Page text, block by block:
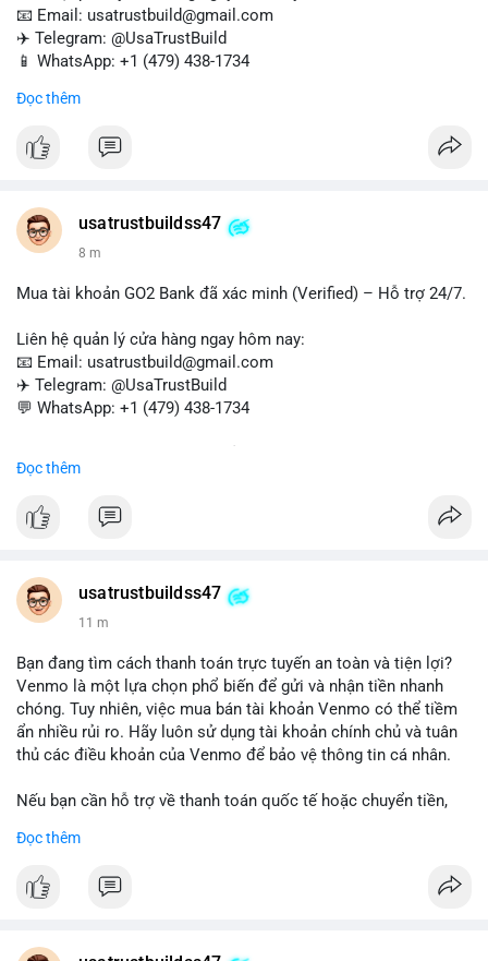
📧 Email: usatrustbuild@gmail.com
✈️ Telegram: @UsaTrustBuild
📱 WhatsApp: +1 (479) 438-1734
Tài khoản WebMoney xác minh sẵn sàng – giao dịch nhanh
và chuyển tiền quốc tế.
#verifiedaccounts #onlinepayment
#trustbuild
Đọc thêm
usatrustbuildss47
8 m
Mua tài khoản GO2 Bank đã xác minh (Verified) – Hỗ trợ 24/7.
Liên hệ quản lý cửa hàng ngay hôm nay:
📧 Email: usatrustbuild@gmail.com
✈️ Telegram: @UsaTrustBuild
💬 WhatsApp: +1 (479) 438-1734
chuyển tiền, mobile deposit và thanh toán USDT.
#buyverifiedgo2bankaccounts
Đọc thêm
usatrustbuildss47
11 m
Bạn đang tìm cách thanh toán trực tuyến an toàn và tiện lợi?
Venmo là một lựa chọn phổ biến để gửi và nhận tiền nhanh
chóng. Tuy nhiên, việc mua bán tài khoản Venmo có thể tiềm
ẩn nhiều rủi ro. Hãy luôn sử dụng tài khoản chính chủ và tuân
thủ các điều khoản của Venmo để bảo vệ thông tin cá nhân.
Nếu bạn cần hỗ trợ về thanh toán quốc tế hoặc chuyển tiền,
cung cấp dịch vụ tư vấn và giải pháp thanh toán trực tuyến an
Đọc thêm